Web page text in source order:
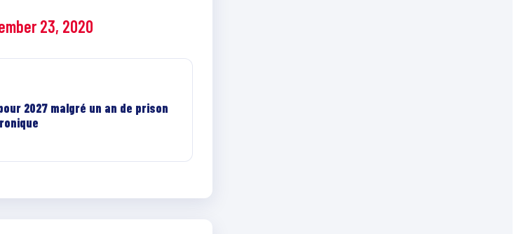
23, 2020
2027 malgré un an de prison